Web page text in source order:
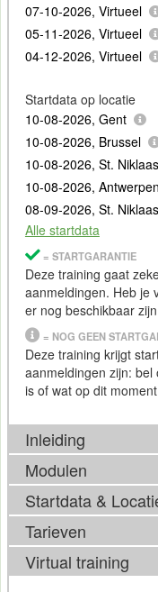
07-10-2026, Virtueel
05-11-2026, Virtueel
04-12-2026, Virtueel
Startdata op locatie
10-08-2026, Gent
10-08-2026, Brussel
10-08-2026, St. Niklaas
10-08-2026, Antwerpen
08-09-2026, St. Niklaas
Alle startdata
= STARTGARANTIE
Deze training gaat
aanmeldingen. Heb je
er nog beschikbaar
= NOG GEEN
Deze training krijgt
aanmeldingen zijn:
is of wat op dit
Inleiding
Gazebo is een
speciaal is ontwikkeld
complexe
om nauwkeurige,
waarin robots kunnen
hun sensoren kunnen
Modulen
Tijdens de Training
onderstaande
ontwikkelingen op het
trainingsinhoud hier
meer informatie over
Startdata &
Kies uit 5 locatie(s) in
Apeldoorn.
Tarieven
Tarief
Virtual training